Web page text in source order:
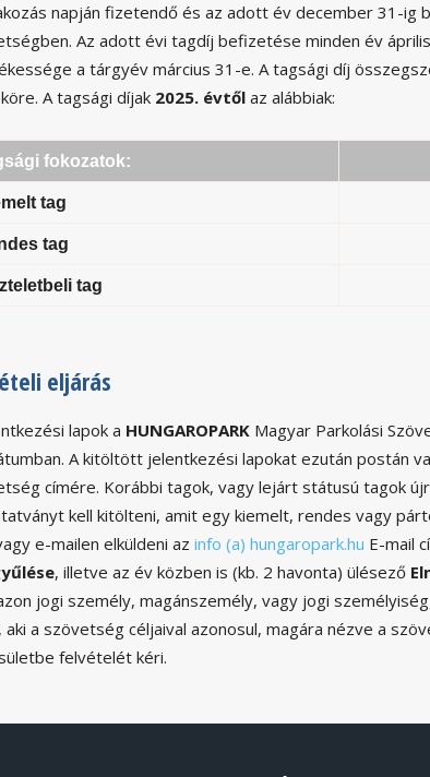
napján fizetendő és az adott év december 31-ig
Az adott évi tagdíj befizetése minden év
a tárgyév március 31-e. A tagsági díj
A tagsági díjak 2025. évtől az alábbiak:
fokozatok:
tag
tag
tag
eljárás
lapok a HUNGAROPARK Magyar Parkolási
A kitöltött jelentkezési lapokat ezután postán
címére. Korábbi tagok, vagy lejárt státusú tagok
kell kitölteni, amit egy kiemelt, rendes vagy
e-mailen elküldeni az info (a) hungaropark.hu E-mail
, illetve az év közben is (kb. 2 havonta) ülésező
jogi személy, magánszemély, vagy jogi
aki a szövetség céljaival azonosul, magára nézve a
felvételét kéri.